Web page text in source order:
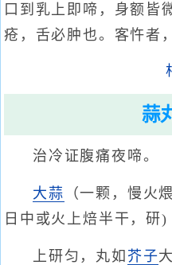
口到乳上即啼，身额皆
疮，舌必肿也。客忤者
蒜
治冷证腹痛夜啼。
大蒜 （一颗，慢火
日中或火上焙半干，研)
上研匀，丸如 芥子